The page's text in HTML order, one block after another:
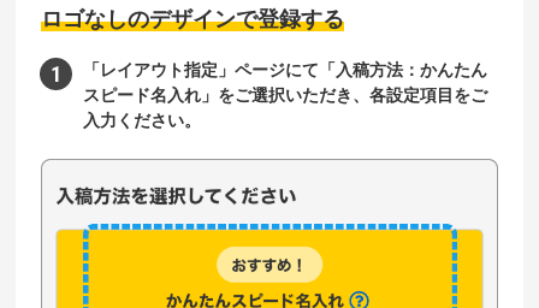
ロゴなしのデザインで登録する
「レイアウト指定」ページにて「入稿方法：かんたん
スピード名入れ」をご選択いただき、各設定項目をご
入力ください。